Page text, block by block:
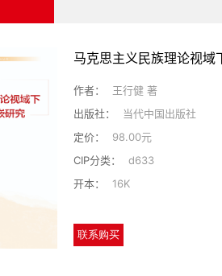
马克思主义民族理论视域
作者： 王行健 著
出版社：
当代中国出版社
定价：
98.00元
CIP分类：
d633
开本：
16K
联系购买